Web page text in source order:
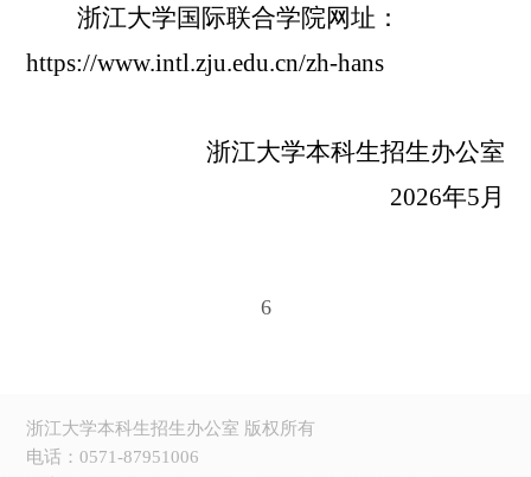
浙江大学国际联合学院网址：
https://www.intl.zju.edu.cn/zh-hans
浙江大学本科生招生办公室
2026年5 月
6
浙江大学本科生招生办公室 版权所有
电话：0571-87951006